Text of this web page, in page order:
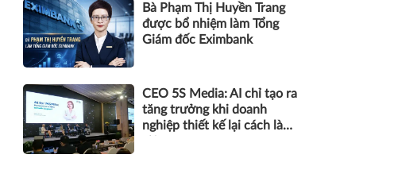
Bà Phạm Thị Huyền Trang
được bổ nhiệm làm Tổng
Giám đốc Eximbank
CEO 5S Media: AI chỉ tạo ra
tăng trưởng khi doanh
nghiệp thiết kế lại cách làm